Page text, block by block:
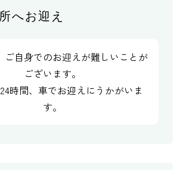
へお迎え
ご自身でのお迎えが難しいことが
ございます。
時間、車でお迎えにうかがいま
す。